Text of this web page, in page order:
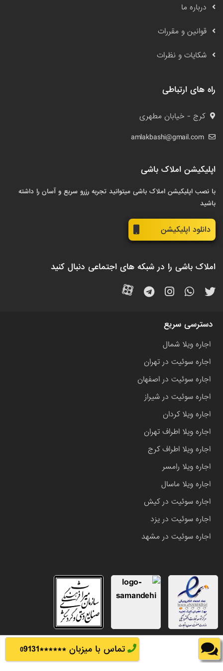
تماس با میزبان ****** 09131
درباره ما
قوانین و مقررات
شکایات و نظرات
راه های ارتباطی
کرج - خیابان مطهری
amlakbashi@gmail.com
اپلیکیشن املاک باشی
با نصب اپلیکیشن املاک باشی میتوانید تجربه رزرو سریع و آسان را داشته
باشید
دانلود اپلیکیشن
املاک باشی را در شبکه های اجتماعی دنبال کنید
دسترسی سریع
اجاره ویلا شمال
اجاره سوئیت در تهران
اجاره سوئیت در اصفهان
اجاره سوئیت در شیراز
اجاره ویلا کردان
اجاره ویلا اطراف تهران
اجاره ویلا اطراف کرج
اجاره ویلا رامسر
اجاره ویلا ماسال
اجاره سوئیت در کیش
اجاره سوئیت در یزد
اجاره سوئیت در مشهد
تمامی حقوق این وب سایت متعلق به املاک باشی می باشد.